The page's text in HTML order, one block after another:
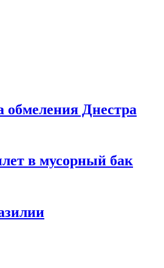
обмеления Днестра
в мусорный бак